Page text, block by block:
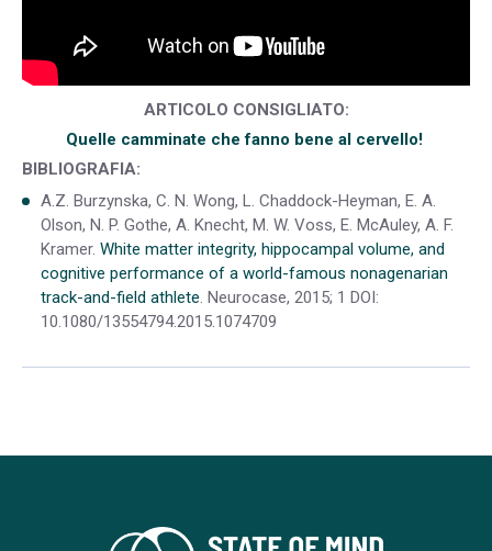
ARTICOLO CONSIGLIATO:
Quelle camminate che fanno bene al cervello!
BIBLIOGRAFIA:
A.Z. Burzynska, C. N. Wong, L. Chaddock-Heyman, E. A.
Olson, N. P. Gothe, A. Knecht, M. W. Voss, E. McAuley, A. F.
Kramer. White matter integrity, hippocampal volume, and
cognitive performance of a world-famous nonagenarian
track-and-field athlete. Neurocase, 2015; 1 DOI:
10.1080/13554794.2015.1074709